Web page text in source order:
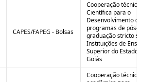
CAPES/FAPEG - Bolsas
Cooperação
Científica para o
Desenvolvimento
programas de pós-
graduação stricto
Instituições de
Superior do Estado
Goiás
Cooperação